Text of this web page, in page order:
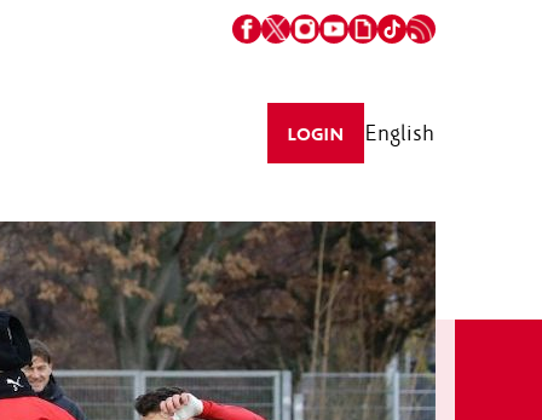
LOGIN English